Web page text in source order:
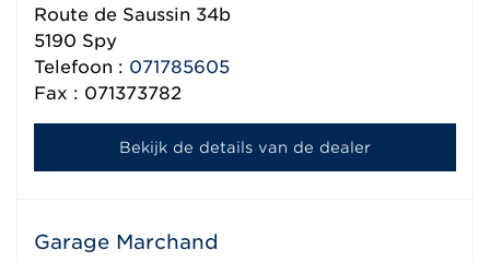
Route de Saussin 34b
5190 Spy
Telefoon : 071785605
Fax : 071373782
Bekijk de details van de dealer
Garage Marchand